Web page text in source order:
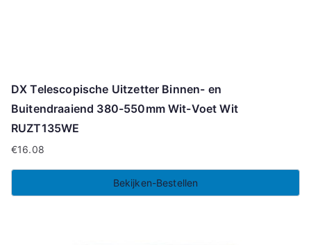
DX Telescopische Uitzetter Binnen- en
Buitendraaiend 380-550mm Wit-Voet Wit
RUZT135WE
€16.08
Bekijken-Bestellen